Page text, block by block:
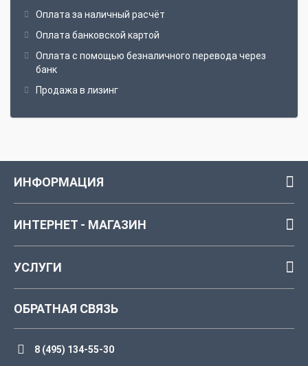
Оплата за наличный расчёт
Оплата банковской картой
Оплата с помощью безналичного перевода через
банк
Продажа в лизинг
ИНФОРМАЦИЯ
ИНТЕРНЕТ - МАГАЗИН
УСЛУГИ
ОБРАТНАЯ СВЯЗЬ
8 (495) 134-55-30